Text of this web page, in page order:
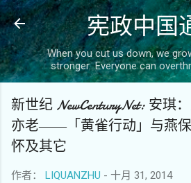
跳至主要内容
宪政中国
When you cut us down, we
stronger...Everyone can
新世纪 NewCenturyNet: 安琪
亦老――「黄雀行动」与燕
怀及其它
作者： LIQUANZHU - 十月 31, 2014